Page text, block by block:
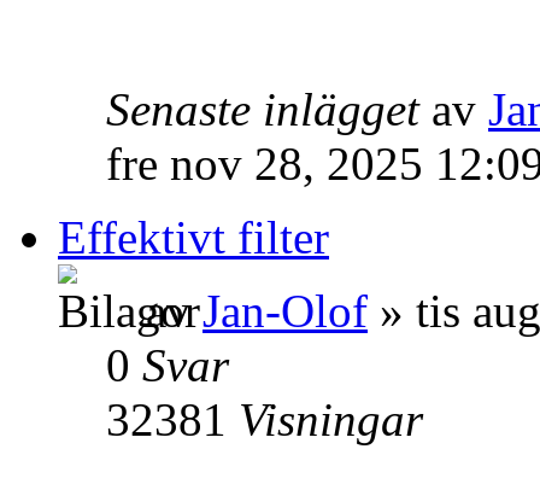
Senaste inlägget av
fre nov 28, 2025
Effektivt filter
avJan-Olof » tis
0 Svar
32381 Visningar